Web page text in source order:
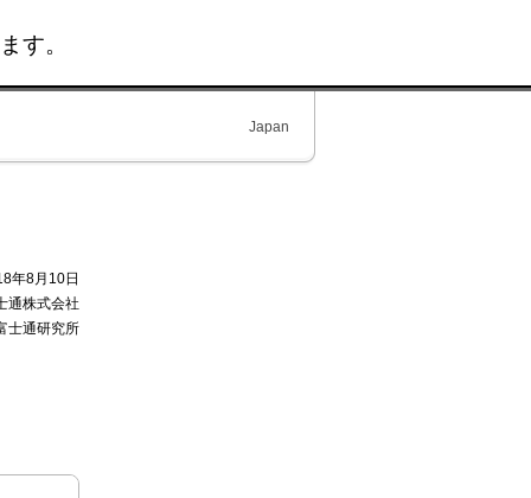
す。
Japan
年8月10日
通株式会社
士通研究所